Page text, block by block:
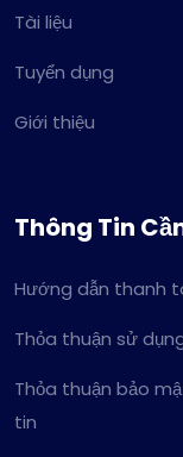
Tài liệu
Tuyển dụng
Giới thiệu
Thông Tin
Hướng dẫn thanh
Thỏa thuận sử
Thỏa thuận bảo
tin